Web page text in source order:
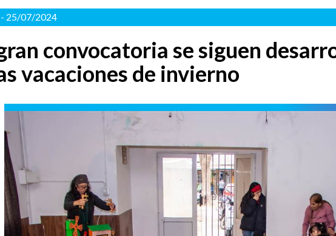
- 25/07/2024
convocatoria se siguen
vacaciones de invierno